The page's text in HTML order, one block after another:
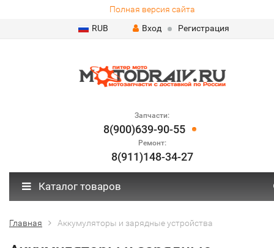
Полная версия сайта
RUB
Вход Регистрация
Запчасти:
8(900)639-90-55
Ремонт:
8(911)148-34-27
Каталог товаров
Главная Аккумуляторы и зарядные устройства